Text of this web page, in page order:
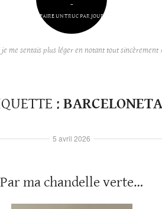
–
FAIRE UN TRUC PAR JOUR
je me sentais plus léger en notant tout sincèrement
: BARCELONETA
Par ma chandelle verte…
5 avril 2026